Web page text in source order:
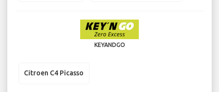
KEYANDGO
Citroen C4 Picasso